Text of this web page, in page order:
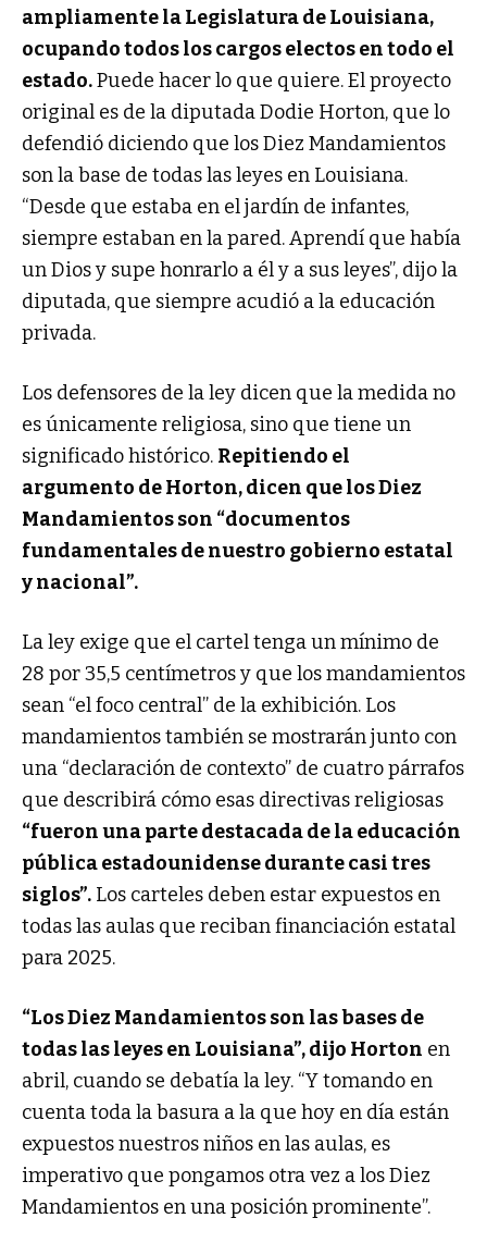
ampliamente la Legislatura de Louisiana,
ocupando todos los cargos electos en todo el
estado.Puede hacer lo que quiere. El proyecto
original es de la diputada Dodie Horton, que lo
defendió diciendo que los Diez Mandamientos
son la base de todas las leyes en Louisiana.
“Desde que estaba en el jardín de infantes,
siempre estaban en la pared. Aprendí que había
un Dios y supe honrarlo a él y a sus leyes”, dijo la
diputada, que siempre acudió a la educación
privada.
Los defensores de la ley dicen que la medida no
es únicamente religiosa, sino que tiene un
significado histórico. Repitiendo el
argumento de Horton, dicen que los Diez
Mandamientos son “documentos
fundamentales de nuestro gobierno estatal
y nacional”.
La ley exige que el cartel tenga un mínimo de
28 por 35,5 centímetros y que los mandamientos
sean “el foco central” de la exhibición. Los
mandamientos también se mostrarán junto con
una “declaración de contexto” de cuatro párrafos
que describirá cómo esas directivas religiosas
“fueron una parte destacada de la educación
pública estadounidense durante casi tres
siglos”. Los carteles deben estar expuestos en
todas las aulas que reciban financiación estatal
para 2025.
“Los Diez Mandamientos son las bases de
todas las leyes en Louisiana”, dijo Horton en
abril, cuando se debatía la ley. “Y tomando en
cuenta toda la basura a la que hoy en día están
expuestos nuestros niños en las aulas, es
imperativo que pongamos otra vez a los Diez
Mandamientos en una posición prominente”.